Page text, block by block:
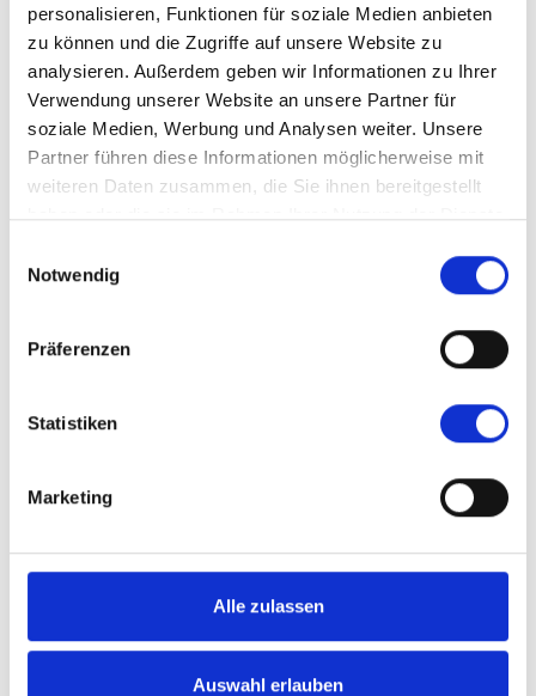
personalisieren, Funktionen für soziale Medien anbieten
zu können und die Zugriffe auf unsere Website zu
analysieren. Außerdem geben wir Informationen zu Ihrer
Verwendung unserer Website an unsere Partner für
soziale Medien, Werbung und Analysen weiter. Unsere
Partner führen diese Informationen möglicherweise mit
weiteren Daten zusammen, die Sie ihnen bereitgestellt
haben oder die sie im Rahmen Ihrer Nutzung der Dienste
Notwendig
Präferenzen
Statistiken
Marketing
Alle zulassen
Auswahl erlauben
Print
E-Paper
Print-Plus
Print-Pur
Online Plus
Aktionsabo
Kunden-Nr.